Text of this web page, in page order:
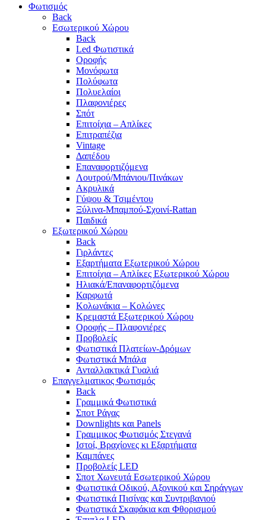
Φωτισμός
Back
Εσωτερικού Χώρου
Back
Led Φωτιστικά
Οροφής
Μονόφωτα
Πολύφωτα
Πολυελαίοι
Πλαφονιέρες
Σπότ
Επιτοίχια – Απλίκες
Επιτραπέζια
Vintage
Δαπέδου
Επαναφορτιζόμενα
Λουτρού/Μπάνιου/Πινάκων
Ακρυλικά
Γύψου & Τσιμέντου
Ξύλινα-Μπαμπού-Σχοινί-Rattan
Παιδικά
Εξωτερικού Χώρου
Back
Γιρλάντες
Εξαρτήματα Εξωτερικού Χώρου
Επιτοίχια – Απλίκες Εξωτερικού Χώρου
Ηλιακά/Επαναφορτιζόμενα
Καρφωτά
Κολωνάκια – Κολώνες
Κρεμαστά Εξωτερικού Χώρου
Οροφής – Πλαφονιέρες
Προβολείς
Φωτιστικά Πλατείων-Δρόμων
Φωτιστικά Μπάλα
Ανταλλακτικά Γυαλιά
Επαγγελματικος Φωτισμός
Back
Γραμμικά Φωτιστικά
Σποτ Ράγας
Downlights και Panels
Γραμμικος Φωτισμός Στεγανά
Ιστοί, Βραχίονες κι Εξαρτήματα
Καμπάνες
Προβολείς LED
Σποτ Χωνευτά Εσωτερικού Χώρου
Φωτιστικά Οδικού, Αξονικού και Σηράγγων
Φωτιστικά Πισίνας και Συντριβανιού
Φωτιστικά Σκαφάκια και Φθορισμού